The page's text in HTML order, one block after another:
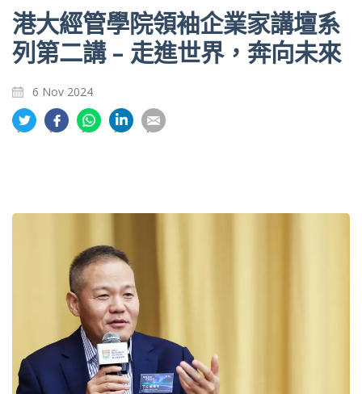
港大經管學院領袖企業家講壇系
列第二講 – 走進世界，奔向未來
6 Nov 2024
分
享
分
享
分
享
享
享